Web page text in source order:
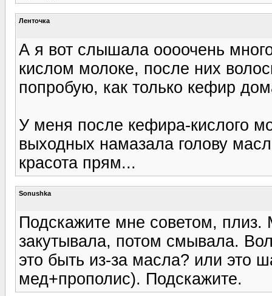
Ленточка
А я вот слышала оооочень
кислом молоке, после них
попробую, как только кефир
У меня после кефира-кислого
выходных намазала голову
красота прям...
Sonushka
Подскажите мне советом,
закутывала, потом смывала.
это быть из-за масла? или это
мед+прополис). Подскажите.